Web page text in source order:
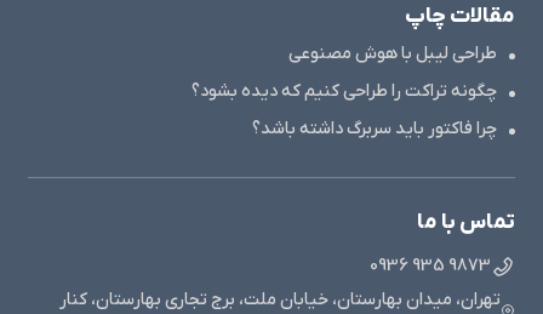
مقالات چاپ
طراحی لیبل با هوش مصنوعی
چگونه تراکت را طراحی کنیم که دیده بشود؟
چرا فاکتور باید سربرگ داشته باشد؟
تماس با ما
9873 935 0936
تهران، میدان بهارستان، خیابان ملت، برج تجاری بهارستان، کنار